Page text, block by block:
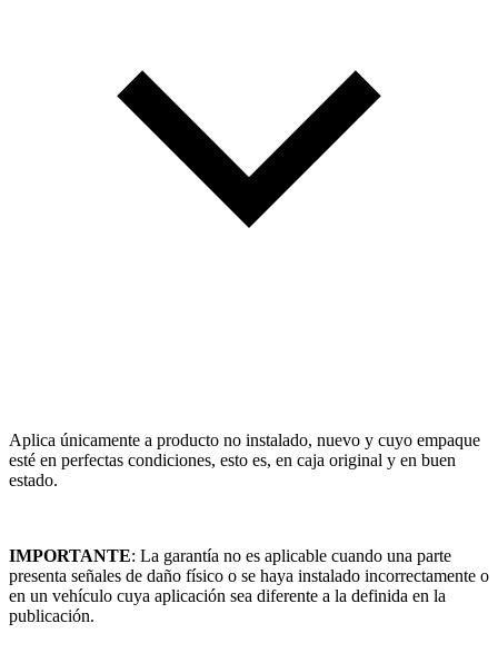
Aplica únicamente a producto no instalado, nuevo y cuyo empaque
esté en perfectas condiciones, esto es, en caja original y en buen
estado.
IMPORTANTE: La garantía no es aplicable cuando una parte
presenta señales de daño físico o se haya instalado incorrectamente o
en un vehículo cuya aplicación sea diferente a la definida en la
publicación.